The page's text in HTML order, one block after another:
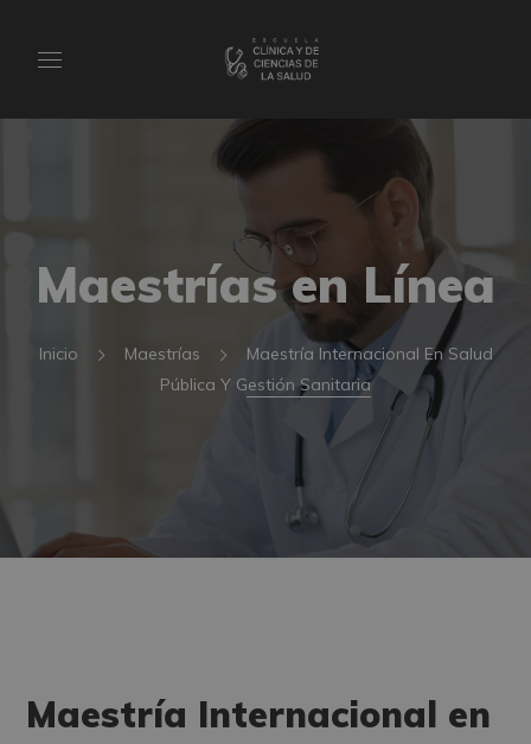
Maestrías en Línea
Inicio Maestrías
Maestría Internacional En Salud
Pública Y Gestión Sanitaria
Maestría Internacional en